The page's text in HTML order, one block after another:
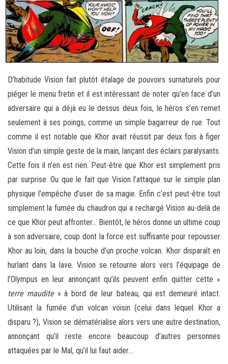
D’habitude Vision fait plutôt étalage de pouvoirs surnaturels pour
piéger le menu fretin et il est intéressant de noter qu’en face d’un
adversaire qui a déjà eu le dessus deux fois, le héros s’en remet
seulement à ses poings, comme un simple bagarreur de rue. Tout
comme il est notable que Khor avait réussit par deux fois à figer
Vision d’un simple geste de la main, lançant des éclairs paralysants.
Cette fois il n’en est rien. Peut-être que Khor est simplement pris
par surprise. Ou que le fait que Vision l’attaque sur le simple plan
physique l’empêche d’user de sa magie. Enfin c’est peut-être tout
simplement la fumée du chaudron qui a rechargé Vision au-delà de
ce que Khor peut affronter… Bientôt, le héros donne un ultime coup
à son adversaire, coup dont la force est suffisante pour repousser
Khor au loin, dans la bouche d’un proche volcan. Khor disparaît en
hurlant dans la lave. Vision se retourne alors vers l’équipage de
l’Olympus en leur annonçant qu’ils peuvent enfin quitter cette «
terre maudite» à bord de leur bateau, qui est demeuré intact.
Utilisant la fumée d’un volcan voisin (celui dans lequel Khor a
disparu ?), Vision se dématérialise alors vers une autre destination,
annonçant qu’il reste encore beaucoup d’autres personnes
attaquées par le Mal, qu’il lui faut aider…